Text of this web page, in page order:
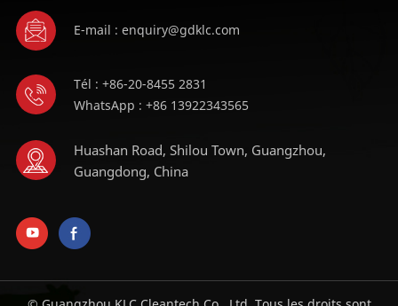
E-mail : enquiry@gdklc.com
Tél : +86-20-8455 2831
WhatsApp : +86 13922343565
Huashan Road, Shilou Town, Guangzhou,
Guangdong, China